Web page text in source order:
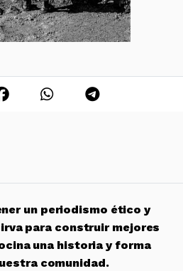
un periodismo ético y
para construir mejores
una historia y forma
comunidad.